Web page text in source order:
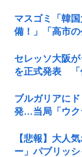
マスゴミ「韓
備！」「高市の
セレッソ大阪
を正式発表 「
ブルガリアに
発…当局「ウク
【悲報】大人
ー」パブリッ